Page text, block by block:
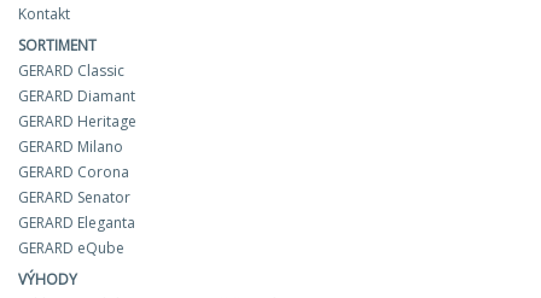
Kontakt
SORTIMENT
GERARD Classic
GERARD Diamant
GERARD Heritage
GERARD Milano
GERARD Corona
GERARD Senator
GERARD Eleganta
GERARD eQube
VÝHODY